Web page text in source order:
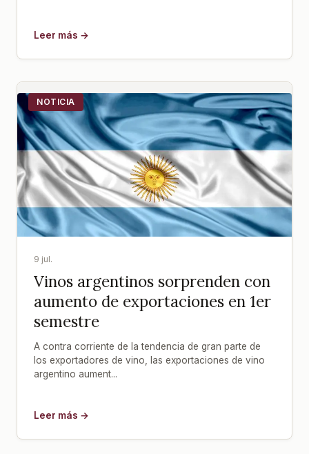
Leer más →
NOTICIA
9 jul.
Vinos argentinos sorprenden con
aumento de exportaciones en 1er
semestre
A contra corriente de la tendencia de gran parte de
los exportadores de vino, las exportaciones de vino
argentino aument...
Leer más →